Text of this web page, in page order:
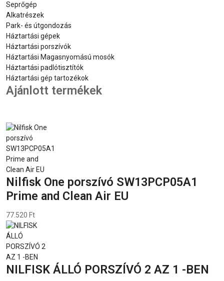
Seprőgép
Alkatrészek
Park- és útgondozás
Háztartási gépek
Háztartási porszívók
Háztartási Magasnyomású mosók
Háztartási padlótisztítók
Háztartási gép tartozékok
Ajánlott termékek
Nilfisk One porszívó SW13PCP05A1
Prime and Clean Air EU
77.520 Ft
NILFISK ÁLLÓ PORSZÍVÓ 2 AZ 1 -BEN